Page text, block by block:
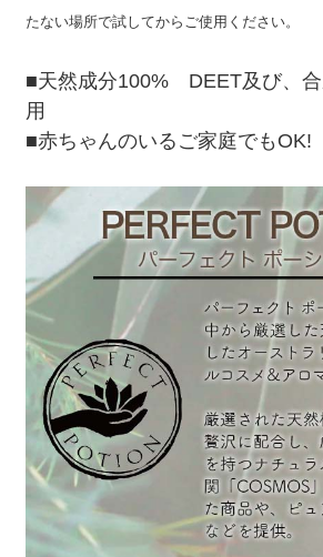
たない場所で試してからご使用ください。
■天然成分100% DEET及び、
用
■赤ちゃんのいるご家庭でもOK!